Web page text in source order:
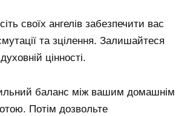
своїх ангелів забезпечити вас
та зцілення. Залишайтеся
цінності.
баланс між вашим домашнім
Потім дозвольте